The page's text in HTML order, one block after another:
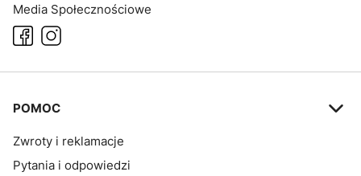
Media Społecznościowe
Linki w stopce
POMOC
Zwroty i reklamacje
Pytania i odpowiedzi